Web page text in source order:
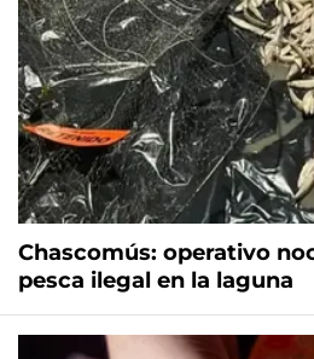
Chascomús: operativo
pesca ilegal en la laguna